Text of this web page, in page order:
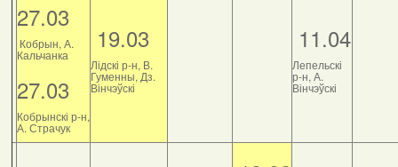
27.03
Кобрын, А.
Кальчанка
27.03
Кобрынскі р-н,
А. Страчук
19.03
Лідскі р-н, В.
Гуменны, Дз.
Вінчэўскі
11.04
Лепельскі
р-н, А.
Вінчэўскі